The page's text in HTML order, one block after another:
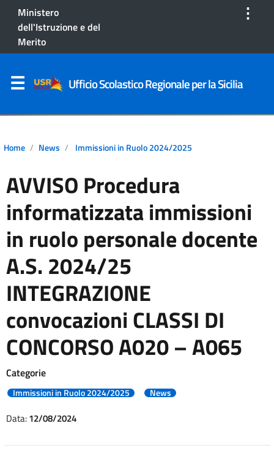
Ministero
dell'Istruzione e del
Merito
⋮
Ufficio Scolastico Regionale per la Sicilia
Home News Immissioni in Ruolo 2024/2025
AVVISO Procedura
informatizzata immissioni
in ruolo personale docente
A.S. 2024/25
INTEGRAZIONE
convocazioni CLASSI DI
CONCORSO A020 – A065
Categorie
Immissioni in Ruolo 2024/2025 News
Data:12/08/2024